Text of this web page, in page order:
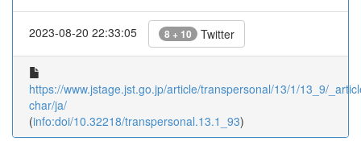
2023-08-20 22:33:05 8 + 10 Twitter
https://www.jstage.jst.go.jp/article/transpersonal/13/1/13_9/
char/ja/
(info:doi/10.32218/transpersonal.13.1_93)